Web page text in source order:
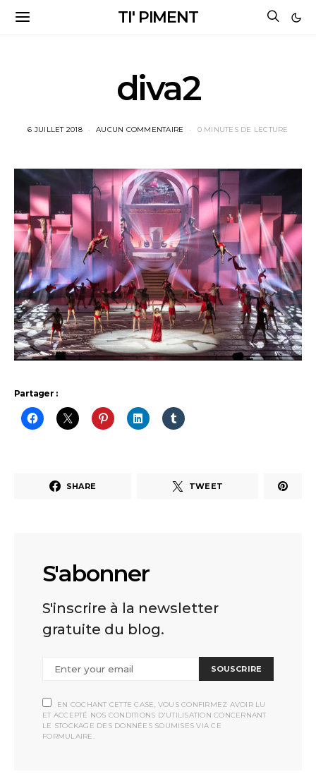
TI' PIMENT
diva2
6 JUILLET 2018 AUCUN COMMENTAIRE 0 MINUTES DE LECTURE
Partager :
SHARE TWEET
S'abonner
S'inscrire à la newsletter
gratuite du blog.
SOUSCRIRE
EN COCHANT CETTE CASE, VOUS CONFIRMEZ AVOIR LU
ET ACCEPTÉ NOS CONDITIONS D'UTILISATION CONCERNANT
LE STOCKAGE DES DONNÉES SOUMISES VIA CE
FORMULAIRE.